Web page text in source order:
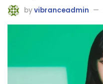
byvibranceadmin